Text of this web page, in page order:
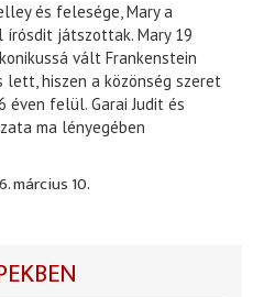
és felesége, Mary a
írósdit játszottak. Mary 19
vált Frankenstein
lett, hiszen a közönség szeret
éven felül. Garai Judit és
ma lényegében
március 10.